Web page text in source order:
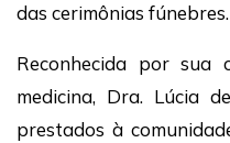
das cerimônias fúnebres.
Reconhecida por sua
medicina, Dra. Lúcia
prestados à